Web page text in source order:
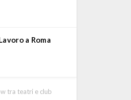
a Roma
tra teatri e club